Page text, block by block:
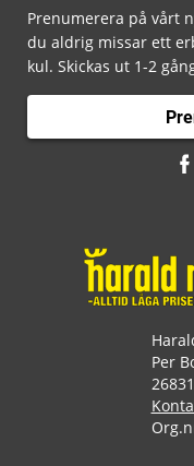
Prenumerera på vårt
du aldrig missar ett
kul. Skickas ut 1-2
Per